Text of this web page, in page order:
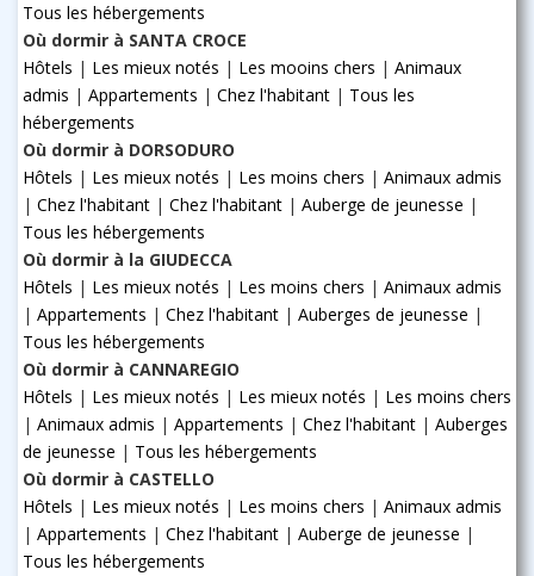
Tous les hébergements
Où dormir à SANTA CROCE
Hôtels | Les mieux notés | Les mooins chers | Animaux
admis | Appartements | Chez l'habitant | Tous les
hébergements
Où dormir à DORSODURO
Hôtels | Les mieux notés | Les moins chers | Animaux admis
| Chez l'habitant | Chez l'habitant | Auberge de jeunesse |
Tous les hébergements
Où dormir à la GIUDECCA
Hôtels | Les mieux notés | Les moins chers | Animaux admis
| Appartements | Chez l'habitant | Auberges de jeunesse |
Tous les hébergements
Où dormir à CANNAREGIO
Hôtels | Les mieux notés | Les mieux notés | Les moins chers
| Animaux admis | Appartements | Chez l'habitant | Auberges
de jeunesse | Tous les hébergements
Où dormir à CASTELLO
Hôtels | Les mieux notés | Les moins chers | Animaux admis
| Appartements | Chez l'habitant | Auberge de jeunesse |
Tous les hébergements